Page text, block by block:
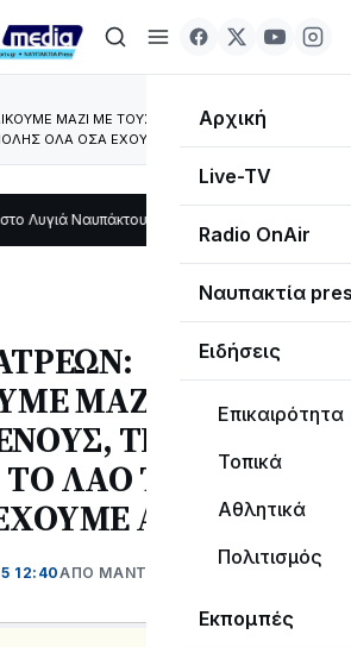
Αρχική
Live-TV
Radio OnAir
Ναυπακτία
Ειδήσεις
Επικαιρότητα
Τοπικά
Αθλητικά
Πολιτισμός
Εκπομπές
ΜΑΖΙ ΜΕ ΤΟΥΣ ΕΡΓΑΖΟΜΕΝΟΥΣ, ΤΗ
ΟΛΑ ΟΣΑ ΕΧΟΥΜΕ AΝΑΓΚΗ
12:08 Σε τροχιά υλοποίησης η
ΜΑΖΙ ΜΕ ΤΟΥΣ
ΤΗ
ΛΑΟ ΤΗΣ ΠΟΛΗΣ
AΝΑΓΚΗ
12:40ΑΠΌ ΜΑΝΤΩ ΚΑΠΕΝΤΖΩΝΗ